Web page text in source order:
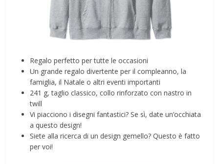
Regalo perfetto per tutte le occasioni
Un grande regalo divertente per il compleanno, la
famiglia, il Natale o altri eventi importanti
241 g, taglio classico, collo rinforzato con nastro in
twill
Vi piacciono i disegni fantastici? Se sì, date un’occhiata
a questo design!
Siete alla ricerca di un design gemello? Questo è fatto
per voi!